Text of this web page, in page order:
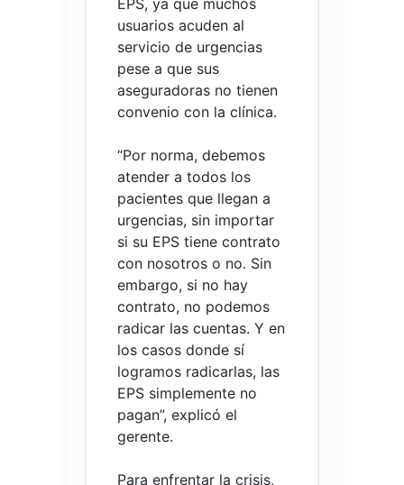
usuarios acuden al
servicio de urgencias
pese a que sus
aseguradoras no tienen
convenio con la clínica.
“Por norma, debemos
atender a todos los
pacientes que llegan a
urgencias, sin importar
si su EPS tiene contrato
con nosotros o no. Sin
embargo, si no hay
contrato, no podemos
radicar las cuentas. Y en
los casos donde sí
logramos radicarlas, las
EPS simplemente no
pagan”, explicó el
gerente.
Para enfrentar la crisis,